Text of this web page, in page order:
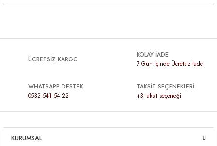
ÜCRETSİZ KARGO
KOLAY İADE
7 Gün İçinde Ücretsiz İade
WHATSAPP DESTEK
0532 541 54 22
TAKSİT SEÇENEKLERİ
+3 taksit seçeneği
KURUMSAL